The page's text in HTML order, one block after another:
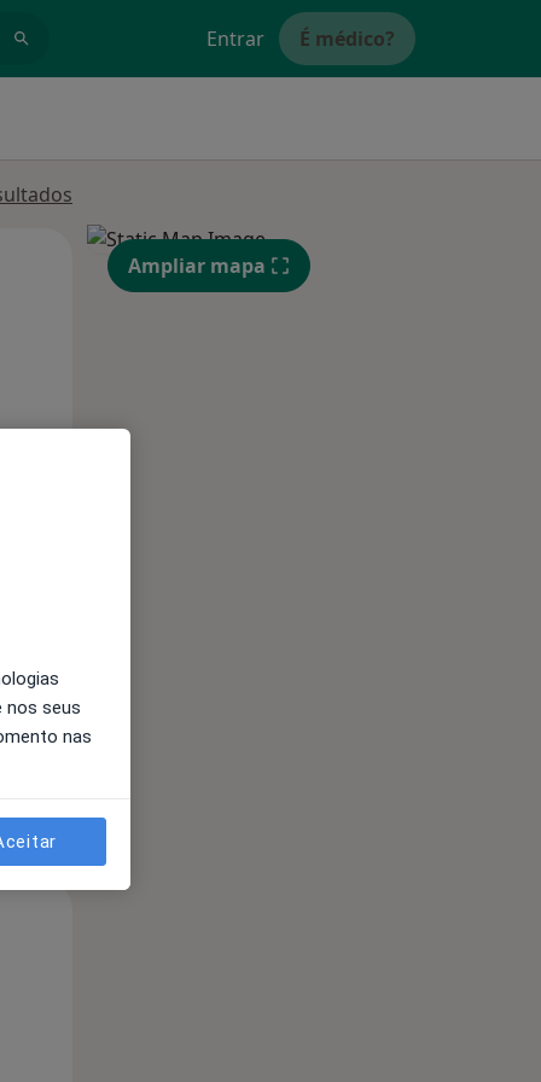
Entrar É médico?
Segunda-feira Ter, Qua
12 Ago
Ampliar mapa
nos seus
nas